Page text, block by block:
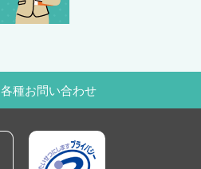
各種お問い合わせ